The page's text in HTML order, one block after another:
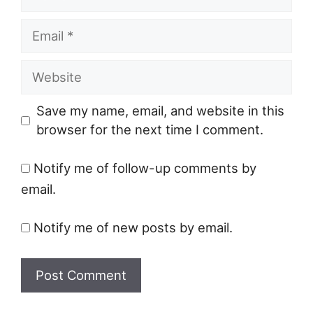
Email
Website
Save my name, email, and website in this
browser for the next time I comment.
Notify me of follow-up comments by
email.
Notify me of new posts by email.